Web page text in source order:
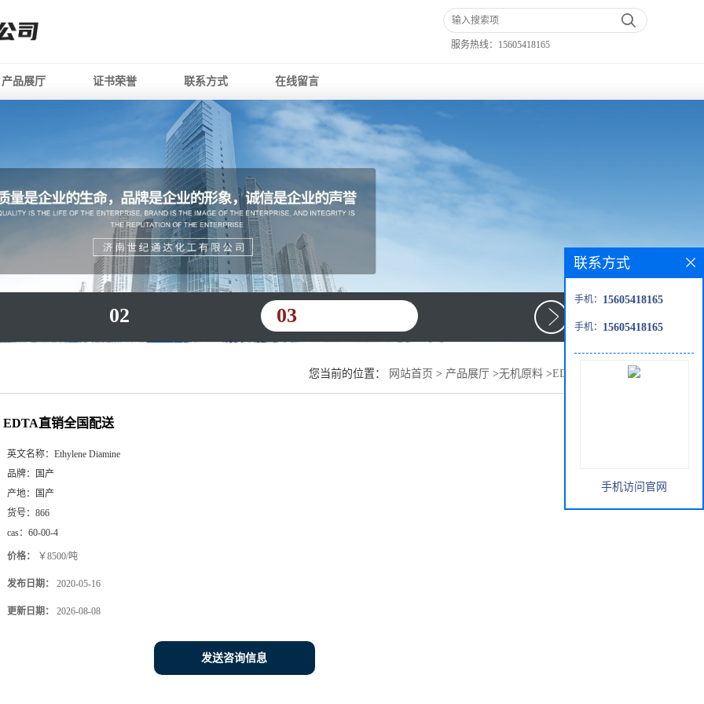
服务热线： 15605418165
产品展厅 证书荣誉 联系方式 在线留言
02 03
您当前的位置： 网站首页 > 产品展厅 >无机原料 >EDTA直销全国配送
EDTA直销全国配送
英文名称： Ethylene Diamine
品牌：
国产
产地：
国产
货号： 866
cas： 60-00-4
价格： ￥8500/吨
发布日期： 2020-05-16
更新日期： 2026-08-08
发送咨询信息
联系方式
手机： 15605418165
手机： 15605418165
手机访问官网